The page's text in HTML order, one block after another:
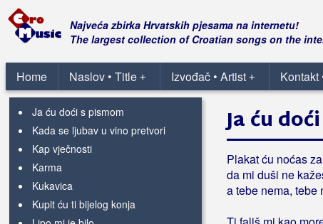
Najveća zbirka Hrvatskih pjesama na internetu!
The largest collection of Croatian songs on the
Home +
Naslov • Title +
Izvođač • Artist Kontakt
Huanita
I srce je k'o gitara
Ivana
Između poljupca dva
Ja ću doći s pismom
Kada se ljubav u vino pretvori
Kap vječnosti
Karma
Kukavica
Kupit ću ti bijelog konja
Ja ću
Plakat ću noćas
da mi duši ne
a tebe nema, tebe